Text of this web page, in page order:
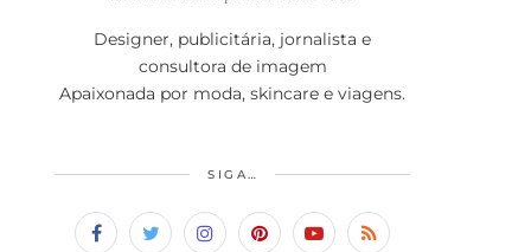
Designer, publicitária, jornalista e
consultora de imagem
Apaixonada por moda, skincare e viagens.
SIGA…